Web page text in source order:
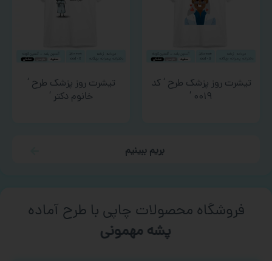
تیشرت روز پزشک طرح ‘ کد
۰۰۱۹ ‘
تیشرت روز پزشک طرح ‘
خانوم دکتر ‘
بریم ببینیم
فروشگاه محصولات چاپی با طرح آماده
پشه مهمونی